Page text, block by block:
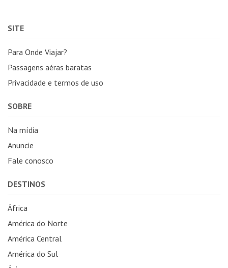
SITE
Para Onde Viajar?
Passagens aéras baratas
Privacidade e termos de uso
SOBRE
Na mídia
Anuncie
Fale conosco
DESTINOS
África
América do Norte
América Central
América do Sul